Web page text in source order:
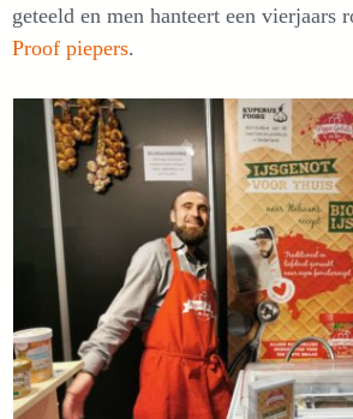
geteeld en men hanteert een vierjaars
Proof piepers.